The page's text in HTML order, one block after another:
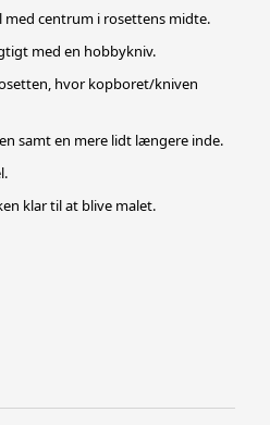
centrum i rosettens midte.
med en hobbykniv.
hvor kopboret/kniven
samt en mere lidt længere inde.
klar til at blive malet.